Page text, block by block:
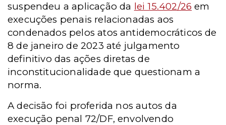
suspendeu a aplicação da lei 15.402/26 em
execuções penais relacionadas aos
condenados pelos atos antidemocráticos de
8 de janeiro de 2023 até julgamento
definitivo das ações diretas de
inconstitucionalidade que questionam a
norma.
A decisão foi proferida nos autos da
execução penal 72/DF, envolvendo